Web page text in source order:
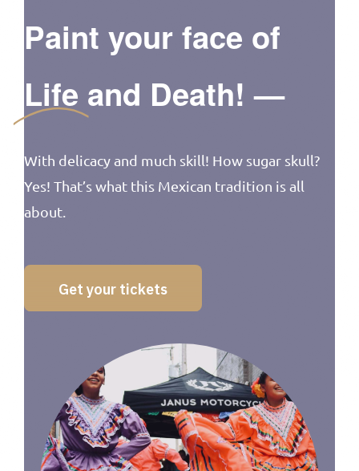
Paint your face of
Life and Death! —
With delicacy and much skill! How sugar skull?
Yes! That’s what this Mexican tradition is all
about.
Get your tickets